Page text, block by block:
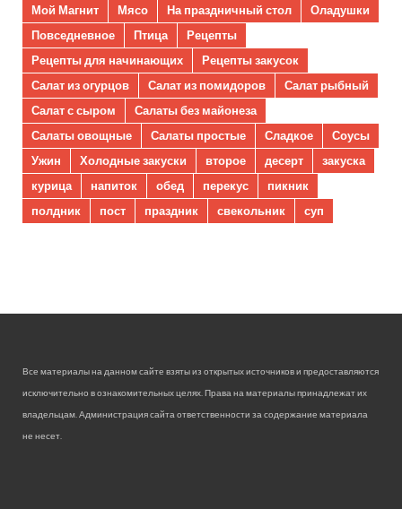
Мой Магнит
Мясо На праздничный стол
Оладушки
Повседневное
Птица
Рецепты
Рецепты для начинающих
Рецепты закусок
Салат из огурцов
Салат из помидоров
Салат рыбный
Салат с сыром
Салаты без майонеза
Салаты овощные
Салаты простые Сладкое
Соусы
Ужин
Холодные закуски второе десерт
закуска
курица
напиток обед перекус
пикник
полдник
пост праздник свекольник суп
Все материалы на данном сайте взяты из открытых источников и предоставляются
исключительно в ознакомительных целях. Права на материалы принадлежат их
владельцам. Администрация сайта ответственности за содержание материала
не несет.